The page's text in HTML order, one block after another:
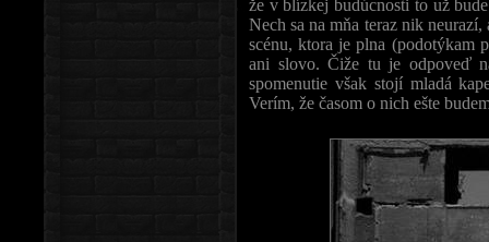
že v blízkej budúcnosti to už
Nech sa na mňa teraz nik
scénu, ktora je plna (podotýkam
ani slovo. Čiže tu je odpoveď
spomenutie však stojí mladá
Verím, že časom o nich ešte